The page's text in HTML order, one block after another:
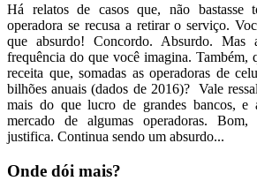
Há relatos de casos que, não bastasse
operadora se recusa a retirar o serviço.
que absurdo! Concordo. Absurdo. Mas
frequência do que você imagina. Também,
receita que, somadas as operadoras de
bilhões anuais (dados de 2016)? Vale
mais do que lucro de grandes bancos,
mercado de algumas operadoras.
justifica. Continua sendo um absurdo...
Onde dói mais?